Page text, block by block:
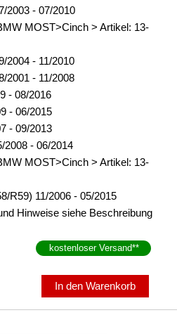
2003 - 07/2010
MOST>Cinch > Artikel: 13-
2004 - 11/2010
2001 - 11/2008
- 08/2016
- 06/2015
- 09/2013
2008 - 06/2014
MOST>Cinch > Artikel: 13-
R59) 11/2006 - 05/2015
Hinweise siehe Beschreibung
kostenloser Versand**
In den Warenkorb